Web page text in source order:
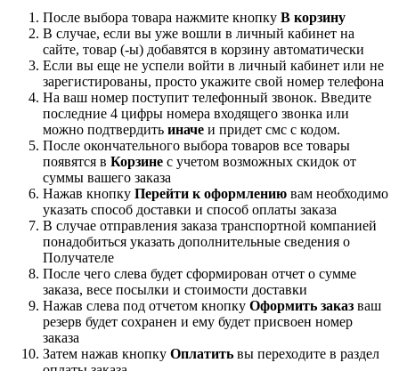
₽
₽
₽
Подробности
Достаточно
Нашли дешевле?
Хочу в подарок
Самовывоз сегодня - бесплатно
Доставка завтра - 390 ₽
Описание
Как купить
Оплата
Доставка
Потребителю
Дополнительно